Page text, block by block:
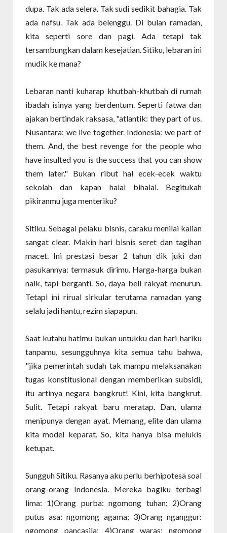
dupa. Tak ada selera. Tak sudi sedikit bahagia. Tak
ada nafsu. Tak ada belenggu. Di bulan ramadan,
kita seperti sore dan pagi. Ada tetapi tak
tersambungkan dalam kesejatian. Sitiku, lebaran ini
mudik ke mana?
Lebaran nanti kuharap khutbah-khutbah di rumah
ibadah isinya yang berdentum. Seperti fatwa dan
ajakan bertindak raksasa, "atlantik: they part of us.
Nusantara: we live together. Indonesia: we part of
them. And, the best revenge for the people who
have insulted you is the success that you can show
them later." Bukan ribut hal ecek-ecek waktu
sekolah dan kapan halal bihalal. Begitukah
pikiranmu juga menteriku?
Sitiku. Sebagai pelaku bisnis, caraku menilai kalian
sangat clear. Makin hari bisnis seret dan tagihan
macet. Ini prestasi besar 2 tahun dik juki dan
pasukannya: termasuk dirimu. Harga-harga bukan
naik, tapi berganti. So, daya beli rakyat menurun.
Tetapi ini rirual sirkular terutama ramadan yang
selalu jadi hantu, rezim siapapun.
Saat kutahu hatimu bukan untukku dan hari-hariku
tanpamu, sesungguhnya kita semua tahu bahwa,
"jika pemerintah sudah tak mampu melaksanakan
tugas konstitusional dengan memberikan subsidi,
itu artinya negara bangkrut! Kini, kita bangkrut.
Sulit. Tetapi rakyat baru meratap. Dan, ulama
menipunya dengan ayat. Memang, elite dan ulama
kita model keparat. So, kita hanya bisa melukis
ketupat.
Sungguh Sitiku. Rasanya aku perlu berhipotesa soal
orang-orang Indonesia. Mereka bagiku terbagi
lima: 1)Orang purba: ngomong tuhan; 2)Orang
putus asa: ngomong agama; 3)Orang nganggur:
ngomong pancasila; 4)Orang waras: ngomong